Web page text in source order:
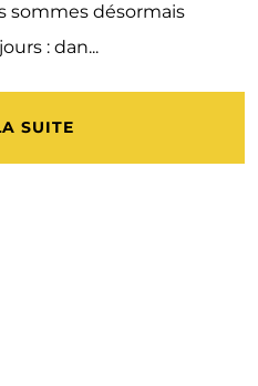
sommes désormais
: dan...
SUITE